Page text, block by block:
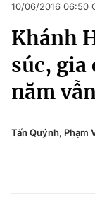
Chuyên mục
Chính trị
Xã hội
Pháp luật
Thể thao
Truyền
Đời sống
10/06/2016 06:50
Khánh
súc, gia
năm
Tấn Quýnh, Phạm